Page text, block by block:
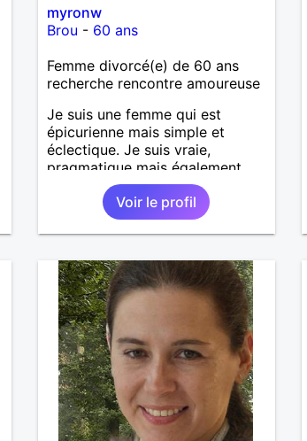
myronw
Brou - 60 ans
Femme divorcé(e) de 60 ans
recherche rencontre amoureuse
Je suis une femme qui est
épicurienne mais simple et
éclectique. Je suis vraie,
pragmatique mais également
passionnée, j'ai envie de vivre
des moments à deux.
Voir le profil